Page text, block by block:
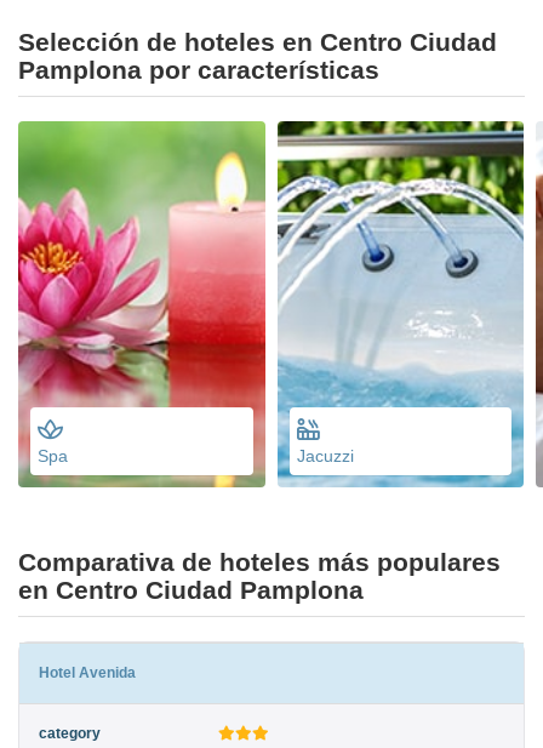
Selección de hoteles en Centro Ciudad
Pamplona por características
Spa Jacuzzi
Comparativa de hoteles más populares
en Centro Ciudad Pamplona
Hotel Avenida